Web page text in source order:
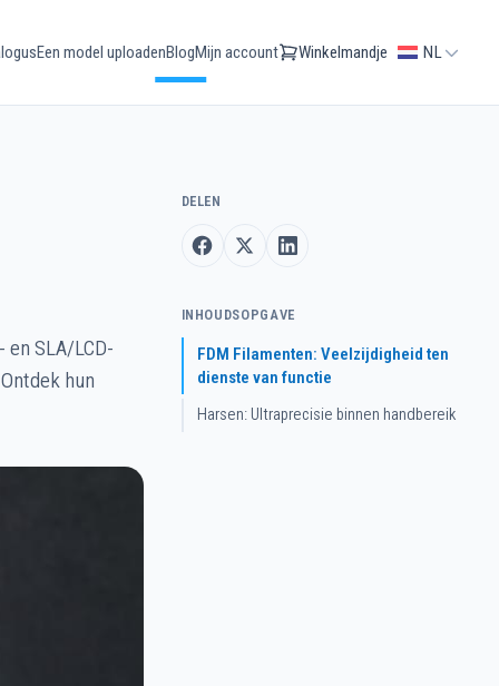
Een model uploadenBlogMijn account Winkelmandje NL
SLA/LCD-
hun
DELEN
INHOUDSOPGAVE
FDM Filamenten: Veelzijdigheid ten
dienste van functie
Harsen: Ultraprecisie binnen handbereik